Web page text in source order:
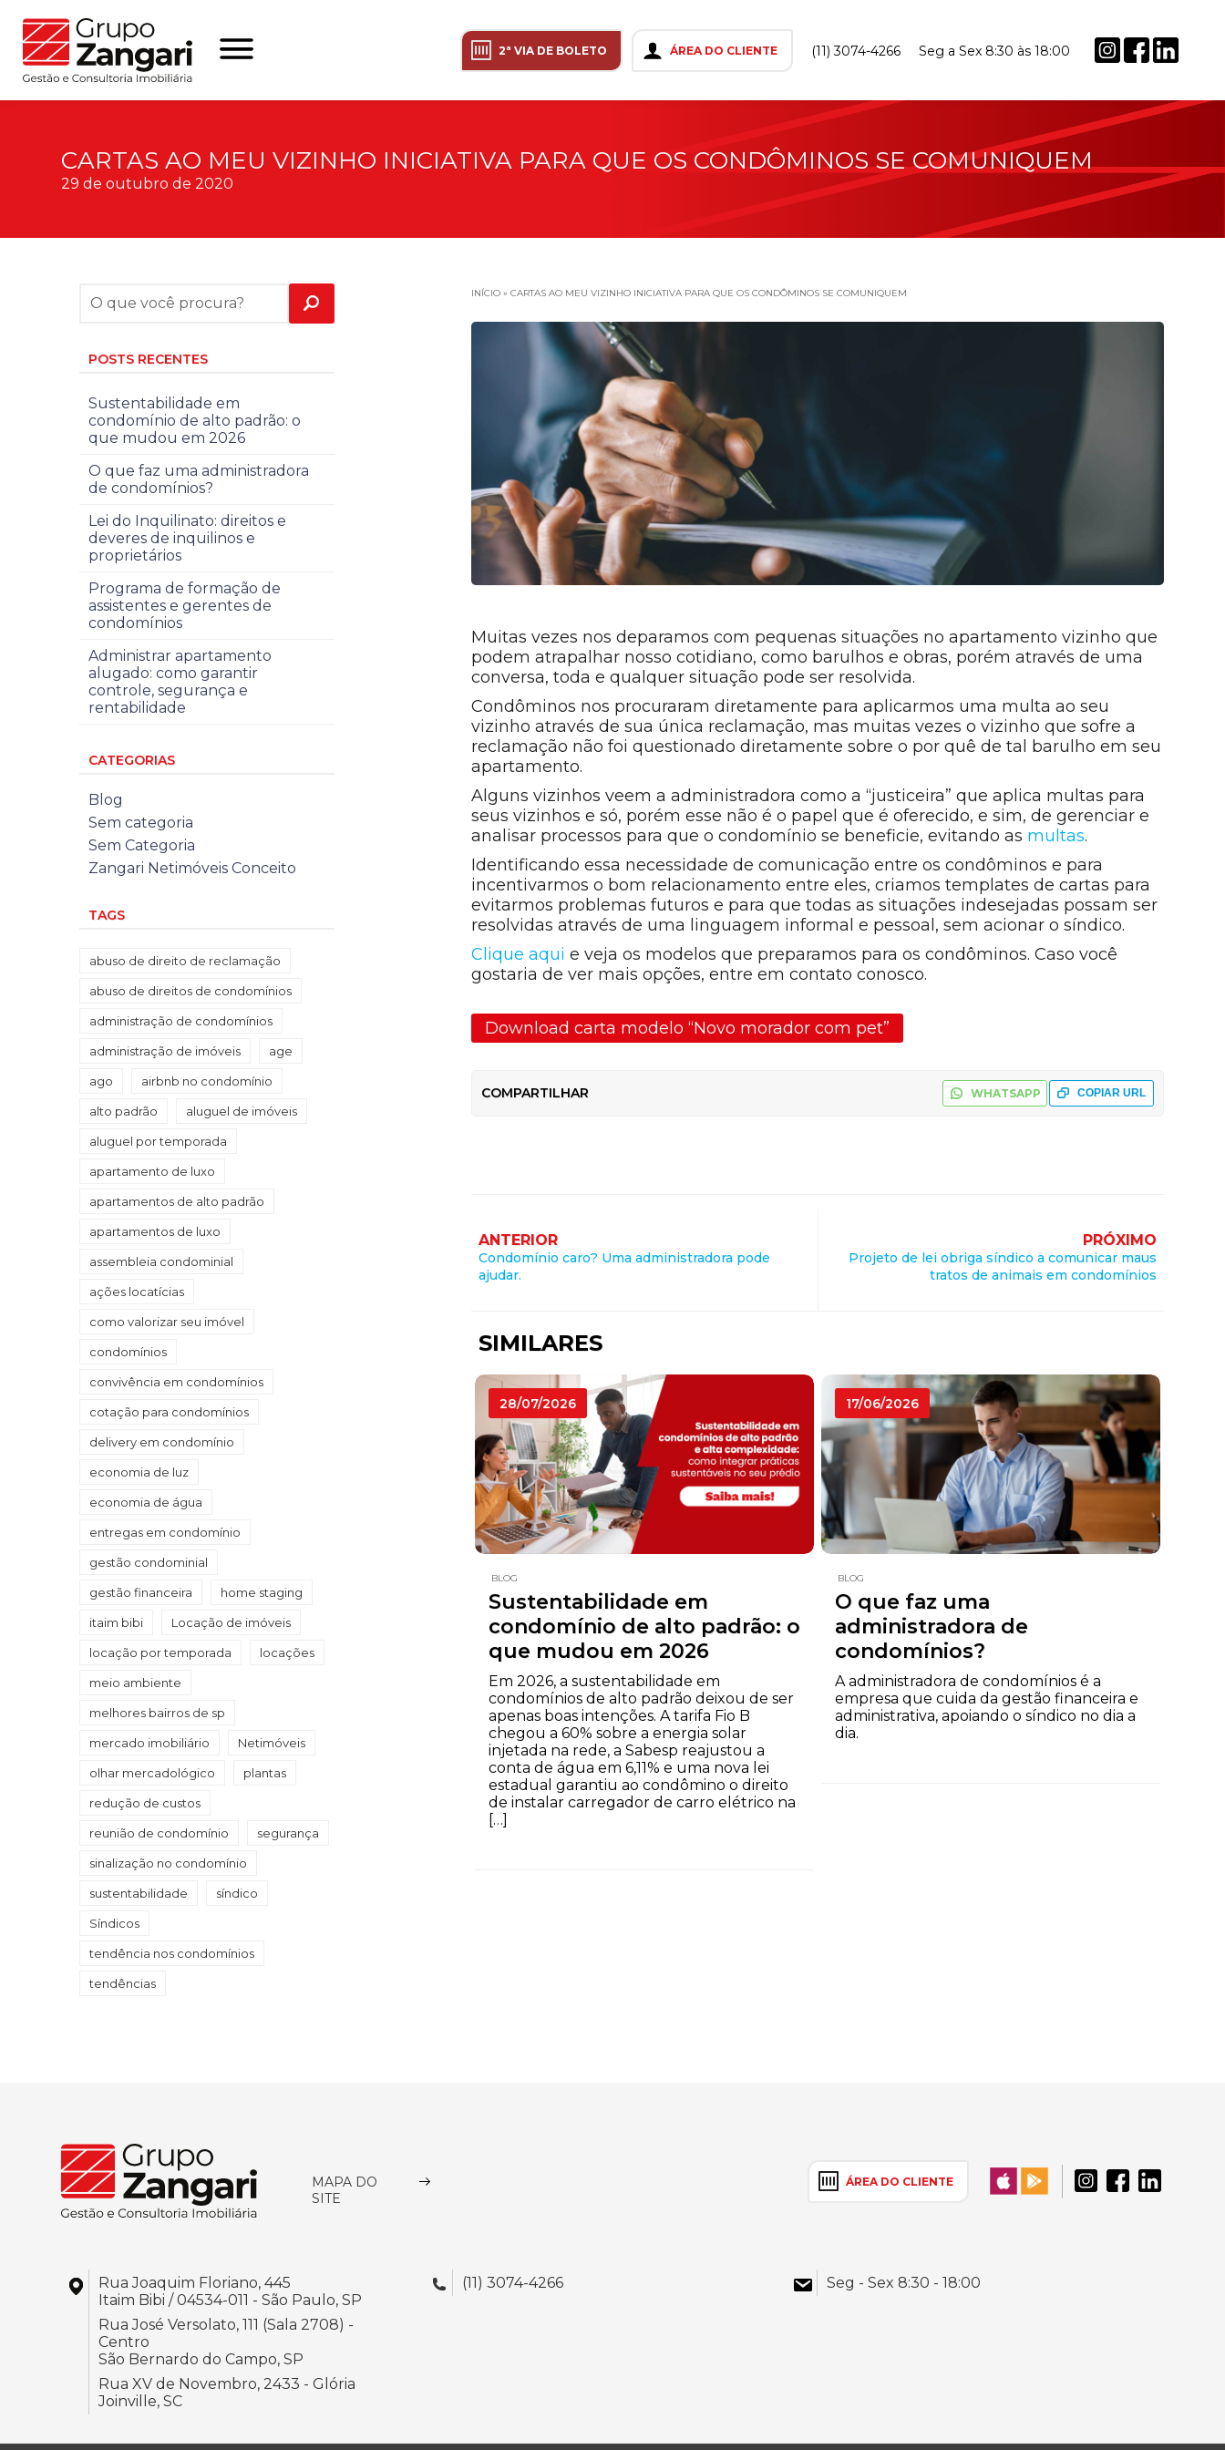
2ª VIA DE BOLETO ÁREA DO CLIENTE (11) 3074-4266 Seg a Sex 8:30 às 18:00
CARTAS AO MEU VIZINHO INICIATIVA PARA QUE OS CONDÔMINOS SE COMUNIQUEM
29 de outubro de 2020
INÍCIO »CARTAS AO MEU VIZINHO INICIATIVA PARA QUE OS CONDÔMINOS SE COMUNIQUEM
Muitas vezes nos deparamos com pequenas situações no apartamento vizinho que
podem atrapalhar nosso cotidiano, como barulhos e obras, porém através de uma
conversa, toda e qualquer situação pode ser resolvida.
Condôminos nos procuraram diretamente para aplicarmos uma multa ao seu
vizinho através de sua única reclamação, mas muitas vezes o vizinho que sofre a
reclamação não foi questionado diretamente sobre o por quê de tal barulho em seu
apartamento.
Alguns vizinhos veem a administradora como a “justiceira” que aplica multas para
seus vizinhos e só, porém esse não é o papel que é oferecido, e sim, de gerenciar e
analisar processos para que o condomínio se beneficie, evitando as multas.
Identificando essa necessidade de comunicação entre os condôminos e para
incentivarmos o bom relacionamento entre eles, criamos templates de cartas para
evitarmos problemas futuros e para que todas as situações indesejadas possam ser
resolvidas através de uma linguagem informal e pessoal, sem acionar o síndico.
Clique aqui e veja os modelos que preparamos para os condôminos. Caso você
gostaria de ver mais opções, entre em contato conosco.
Download carta modelo “Novo morador com pet”
COMPARTILHAR COPIAR URL
WHATSAPP
ANTERIOR
Condomínio caro? Uma administradora pode
ajudar.
PRÓXIMO
Projeto de lei obriga síndico a comunicar maus
tratos de animais em condomínios
SIMILARES
28/07/2026
BLOG
Sustentabilidade em
condomínio de alto padrão: o
que mudou em 2026
Em 2026, a sustentabilidade em
condomínios de alto padrão deixou de ser
apenas boas intenções. A tarifa Fio B
chegou a 60% sobre a energia solar
injetada na rede, a Sabesp reajustou a
conta de água em 6,11% e uma nova lei
estadual garantiu ao condômino o direito
de instalar carregador de carro elétrico na
[…]
17/06/2026
BLOG
O que faz uma
administradora de
condomínios?
A administradora de condomínios é a
empresa que cuida da gestão financeira e
administrativa, apoiando o síndico no dia a
dia.
POSTS RECENTES
Sustentabilidade em
condomínio de alto padrão: o
que mudou em 2026
O que faz uma administradora
de condomínios?
Lei do Inquilinato: direitos e
deveres de inquilinos e
proprietários
Programa de formação de
assistentes e gerentes de
condomínios
Administrar apartamento
alugado: como garantir
controle, segurança e
rentabilidade
CATEGORIAS
Blog
Sem categoria
Sem Categoria
Zangari Netimóveis Conceito
TAGS
abuso de direito de reclamação
abuso de direitos de condomínios
administração de condomínios
administração de imóveis age
ago airbnb no condomínio
alto padrão aluguel de imóveis
aluguel por temporada
apartamento de luxo
apartamentos de alto padrão
apartamentos de luxo
assembleia condominial
ações locatícias
como valorizar seu imóvel
condomínios
convivência em condomínios
cotação para condomínios
delivery em condomínio
economia de luz
economia de água
entregas em condomínio
gestão condominial
gestão financeira home staging
itaim bibi Locação de imóveis
locação por temporada locações
meio ambiente
melhores bairros de sp
mercado imobiliário Netimóveis
olhar mercadológico plantas
redução de custos
reunião de condomínio segurança
sinalização no condomínio
sustentabilidade síndico
Síndicos
tendência nos condomínios
tendências
MAPA DO
SITE
ÁREA DO CLIENTE
Rua Joaquim Floriano, 445
Itaim Bibi / 04534-011 - São Paulo, SP
Rua José Versolato, 111 (Sala 2708) -
Centro
São Bernardo do Campo, SP
Rua XV de Novembro, 2433 - Glória
Joinville, SC
(11) 3074-4266 Seg - Sex 8:30 - 18:00